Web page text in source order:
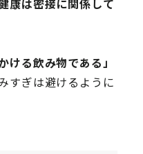
康は密接に関係して
ける飲み物である」
すぎは避けるように